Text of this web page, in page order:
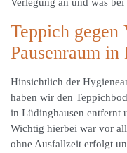
Teppich gegen
Pausenraum in
Hinsichtlich der
haben wir den
in Lüdinghausen entfernt
Wichtig hierbei war vor
ohne Ausfallzeit erfolgt